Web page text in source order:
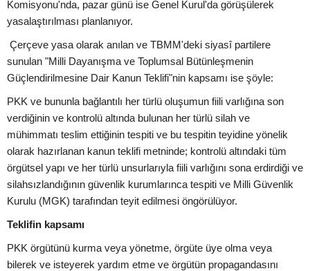
Komisyonu'nda, pazar günü ise Genel Kurul'da görüşülerek
yasalaştırılması planlanıyor.
Çerçeve yasa olarak anılan ve TBMM'deki siyasî partilere
sunulan "Milli Dayanışma ve Toplumsal Bütünleşmenin
Güçlendirilmesine Dair Kanun Teklifi"nin kapsamı ise şöyle:
PKK ve bununla bağlantılı her türlü oluşumun fiili varlığına son
verdiğinin ve kontrolü altında bulunan her türlü silah ve
mühimmatı teslim ettiğinin tespiti ve bu tespitin teyidine yönelik
olarak hazırlanan kanun teklifi metninde; kontrolü altındaki tüm
örgütsel yapı ve her türlü unsurlarıyla fiili varlığını sona erdirdiği ve
silahsızlandığının güvenlik kurumlarınca tespiti ve Milli Güvenlik
Kurulu (MGK) tarafından teyit edilmesi öngörülüyor.
Teklifin kapsamı
PKK örgütünü kurma veya yönetme, örgüte üye olma veya
bilerek ve isteyerek yardım etme ve örgütün propagandasını